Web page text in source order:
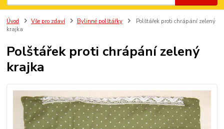
Úvod Vše pro zdaví Bylinné polštářky
Polštářek proti chrápání zelený
krajka
Polštářek proti chrápání zelený
krajka